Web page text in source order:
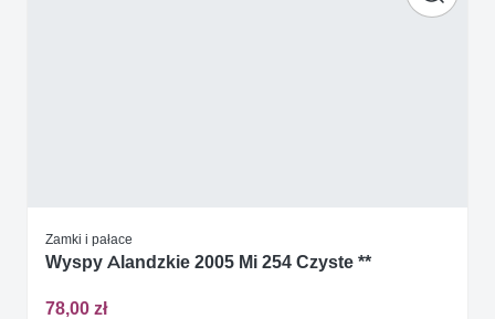
Zamki i pałace
Wyspy Alandzkie 2005 Mi 254 Czyste **
78,00 zł